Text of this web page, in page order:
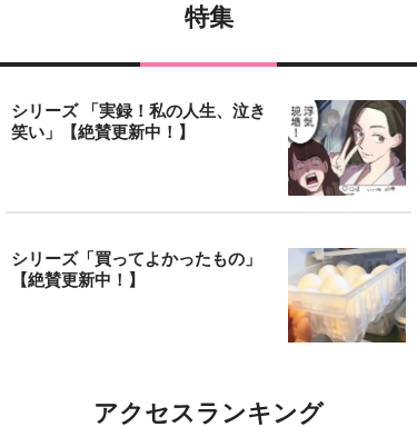
特集
シリーズ 「実録！私の人生、泣き
笑い」【絶賛更新中！】
シリーズ「買ってよかったもの」
【絶賛更新中！】
アクセスランキング